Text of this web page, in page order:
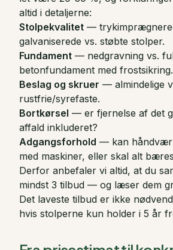
altid i detaljerne:
Stolpekvalitet —
galvaniserede vs. støbte stolper.
Fundament — nedgravning vs.
betonfundament med frostsikring.
Beslag og skruer — almindelige
rustfrie/syrefaste.
Bortkørsel — er fjernelse af det
affald inkluderet?
Adgangsforhold — kan
med maskiner, eller skal alt
Derfor anbefaler vi altid, at du
mindst 3 tilbud — og læser dem
Det laveste tilbud er ikke
hvis stolperne kun holder i 5 år